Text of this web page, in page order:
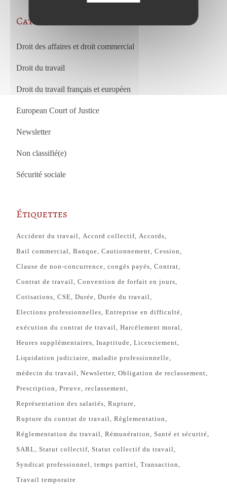
Categories
Droit des affaires et droit commercial
Droit du travail
Droit du travail français et européen
European Court of Justice
Newsletter
Non classifié(e)
Sécurité sociale
Étiquettes
Accident du travail Accord collectif Accords
Bail commercial Banque Cautionnement Cession
Clause de non-concurrence congés payés Contrat
Contrat de travail Convention de forfait en jours
Cotisations CSE Durée Durée du travail
Elections professionnelles Entreprise en difficulté
exécution du contrat de travail Harcèlement moral
Heures supplémentaires Inaptitude Licenciement
Liquidation judiciaire maladie professionnelle
médecin du travail Newsletter Obligation de reclassement
Prescription Preuve reclassement
Représentation des salariés Rupture
Rupture du contrat de travail Règlementation
Réglementation du travail Rémunération Santé et sécurité
SARL Statut collectif Statut collectif du travail
Syndicat professionnel temps partiel Transaction
Travail temporaire